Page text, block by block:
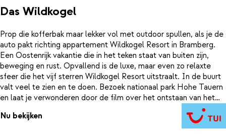
Das Wildkogel
Prop die kofferbak maar lekker vol met outdoor spullen, als je de
auto pakt richting appartement Wildkogel Resort in Bramberg.
Een Oostenrijk vakantie die in het teken staat van buiten zijn,
beweging en rust. Opvallend is de luxe, maar even zo relaxte
sfeer die het vijf sterren Wildkogel Resort uitstraalt. In de buurt
valt veel te zien en te doen. Bezoek nationaal park Hohe Tauern
en laat je verwonderen door de film over het ontstaan van het
gelijknamige gebergte. Bezoek ook de Krimmler watervallen,
echt niet te missen wanneer je dit gebied aandoet! En voor de
sportieve types: ga vooral in zee met een Alpineschool.
Nu bekijken